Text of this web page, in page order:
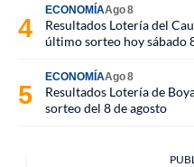
ECONOMÍAAgo 8
Resultados Lotería del
último sorteo hoy sábado
ECONOMÍAAgo 8
Resultados Lotería de
sorteo del 8 de agosto